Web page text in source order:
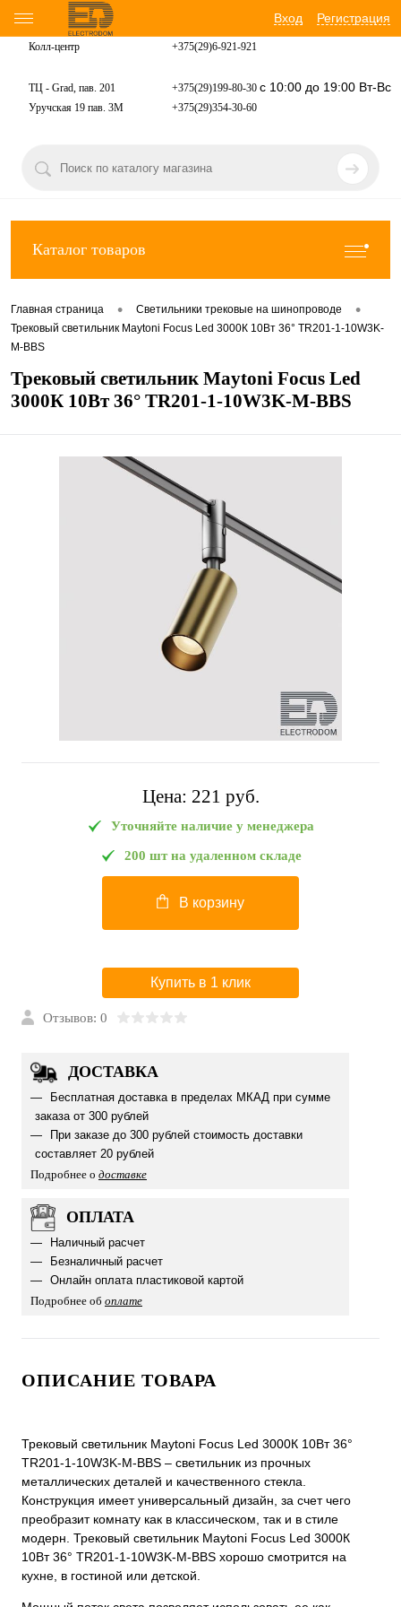
Вход Регистрация
Колл-центр +375(29)6-921-921
ТЦ - Grad, пав. 201 +375(29)199-80-30 с 10:00 до 19:00 Вт-Вс
Уручская 19 пав. 3М +375(29)354-30-60
Каталог товаров
Главная страница • Светильники трековые на шинопроводе •
Трековый светильник Maytoni Focus Led 3000К 10Вт 36° TR201-1-10W3K-
M-BBS
Трековый светильник Maytoni Focus Led
3000К 10Вт 36° TR201-1-10W3K-M-BBS
Цена: 221 pуб.
Уточняйте наличие у менеджера
200 шт на удаленном складе
В корзину
Купить в 1 клик
Отзывов: 0
ДОСТАВКА
Бесплатная доставка в пределах МКАД при сумме
заказа от 300 рублей
При заказе до 300 рублей стоимость доставки
составляет 20 рублей
Подробнее о доставке
ОПЛАТА
Наличный расчет
Безналичный расчет
Онлайн оплата пластиковой картой
Подробнее об оплате
ОПИСАНИЕ ТОВАРА
Трековый светильник Maytoni Focus Led 3000К 10Вт 36°
TR201-1-10W3K-M-BBS – светильник из прочных
металлических деталей и качественного стекла.
Конструкция имеет универсальный дизайн, за счет чего
преобразит комнату как в классическом, так и в стиле
модерн. Трековый светильник Maytoni Focus Led 3000К
10Вт 36° TR201-1-10W3K-M-BBS хорошо смотрится на
кухне, в гостиной или детской.